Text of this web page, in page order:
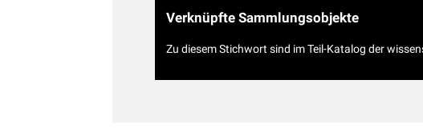
Verknüpfte Sammlungsobjekte
Zu diesem Stichwort sind im Teil-Katalog der